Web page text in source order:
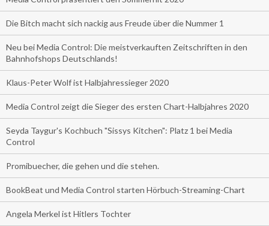
Die Bitch macht sich nackig aus Freude über die Nummer 1
Neu bei Media Control: Die meistverkauften Zeitschriften in den
Bahnhofshops Deutschlands!
Klaus-Peter Wolf ist Halbjahressieger 2020
Media Control zeigt die Sieger des ersten Chart-Halbjahres 2020
Seyda Taygur's Kochbuch "Sissys Kitchen": Platz 1 bei Media
Control
Promibuecher, die gehen und die stehen.
BookBeat und Media Control starten Hörbuch-Streaming-Chart
Angela Merkel ist Hitlers Tochter